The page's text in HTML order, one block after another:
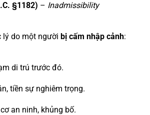
§1182) – Inadmissibility
lý do một người bị cấm nhập cảnh:
di trú trước đó.
tiền sự nghiêm trọng.
an ninh, khủng bố.